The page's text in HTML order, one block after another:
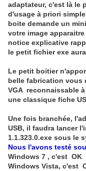
adaptateur, c'est là le
d'usage à priori
boite demande un
votre image
notice explicative
le petit fichier exe
Le petit boitier
belle fabrication vous
VGA reconnaissable
une classique fiche
Une fois branchée,
USB, il faudra lancer
1.1.323.0.exe sous le
Nous l'avons testé
Windows 7 , c'est OK
Windows Vista, c'est